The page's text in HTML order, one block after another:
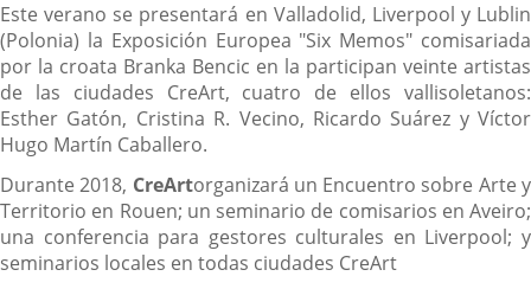
Este verano se presentará en Valladolid, Liverpool y Lublin
(Polonia) la Exposición Europea "Six Memos" comisariada
por la croata Branka Bencic en la participan veinte artistas
de las ciudades CreArt, cuatro de ellos vallisoletanos:
Esther Gatón, Cristina R. Vecino, Ricardo Suárez y Víctor
Hugo Martín Caballero.
Durante 2018, CreArtorganizará un Encuentro sobre Arte y
Territorio en Rouen; un seminario de comisarios en Aveiro;
una conferencia para gestores culturales en Liverpool; y
seminarios locales en todas ciudades CreArt